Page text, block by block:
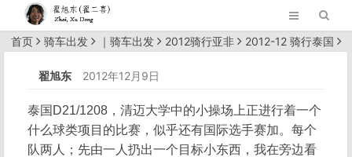
首页 骑车出发 ｜骑车出发 2012骑行亚非
2012-12 骑行泰国
翟旭东
2012年12月9日
泰国D21/1208，清迈大学中的小操场上正进行着一个
什么球类项目的比赛，似乎还有国际选手赛加。每个
队两人；先由一人扔出一个目标小东西，我在旁边看